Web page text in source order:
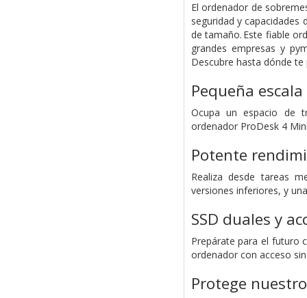
El ordenador de
seguridad y
de tamaño. Este fiable
grandes empresas y
Descubre hasta dónde te
Pequeña
Ocupa un espacio de
ordenador ProDesk 4
Potente
Realiza desde tareas
versiones inferiores, y
SSD duales y
Prepárate para el futuro
ordenador con acceso
Protege